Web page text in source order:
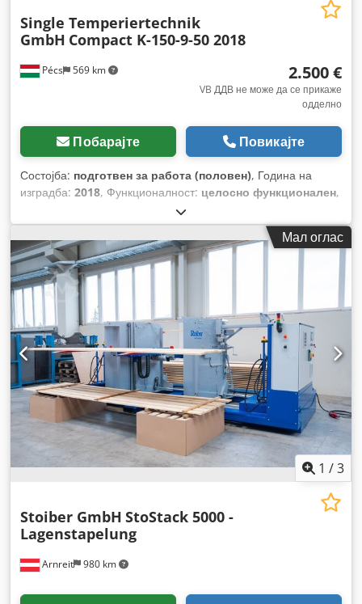
Pécs 569 km
Single Temperiertechnik
GmbH Compact K-150-9-50 2018
2.500 €
VB ДДВ не може да се прикаже
одделно
Побарајте Повикајте
Состојба: подготвен за работа (половен), Година на
изградба: 2018, Функционалност: целосно функционален,
, празна тежина:
фреквенција:50 Hz,
Мал оглас
1 /3
Arnreit 980 km
Stoiber GmbH StoStack 5000 -
Lagenstapelung